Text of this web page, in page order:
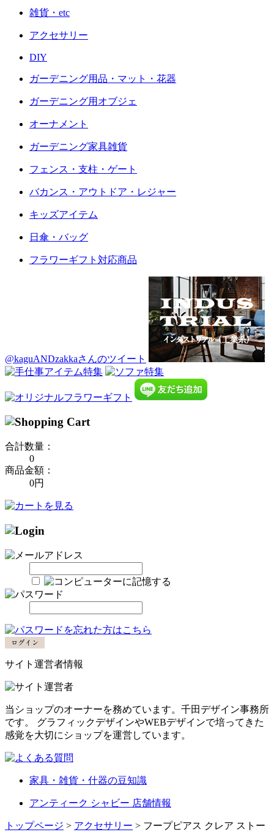
雑貨・etc
アクセサリー
DIY
ガーデニング用品・マット・花器
ガーデニング用オブジェ
オーナメント
ガーデニング家具雑貨
フェンス・支柱・ゲート
バカンス・アウトドア・レジャー
キッズアイテム
日傘・バッグ
フラワーギフト対応商品
@kaguANDzakkaさんのツイート
合計数量：
0
商品金額：
0円
サイト運営者情報
当ショップのオーナーを務めています。千田デザイン事務所
です。 グラフィックデザインやWEBデザインで培ってきた
感覚を大切にショップを運営しています。
家具・雑貨・什器の豆知識
アンティーク シャビー 店舗情報
トップページ > アクセサリー > フープピアス クレア ストー